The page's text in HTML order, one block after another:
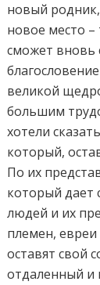
новый
новое место –
сможет вновь
великой
большим
хотели
который,
По их
который дает
людей и их
племен, евреи
оставят свой
отдаленный и